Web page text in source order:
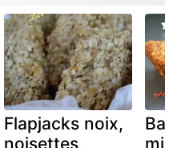
Flapjacks noix,
noisettes,